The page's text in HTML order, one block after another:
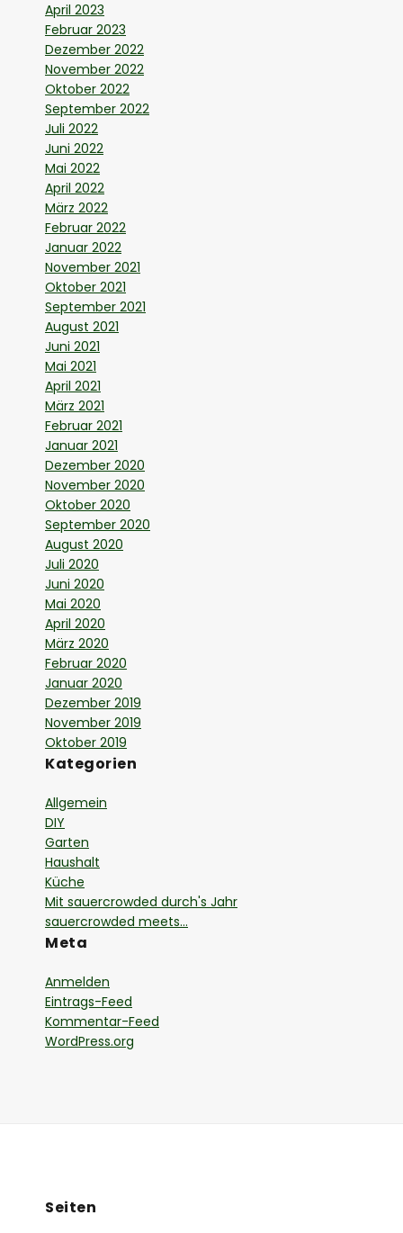
April 2023
Februar 2023
Dezember 2022
November 2022
Oktober 2022
September 2022
Juli 2022
Juni 2022
Mai 2022
April 2022
März 2022
Februar 2022
Januar 2022
November 2021
Oktober 2021
September 2021
August 2021
Juni 2021
Mai 2021
April 2021
März 2021
Februar 2021
Januar 2021
Dezember 2020
November 2020
Oktober 2020
September 2020
August 2020
Juli 2020
Juni 2020
Mai 2020
April 2020
März 2020
Februar 2020
Januar 2020
Dezember 2019
November 2019
Oktober 2019
Kategorien
Allgemein
DIY
Garten
Haushalt
Küche
Mit sauercrowded durch's Jahr
sauercrowded meets…
Meta
Anmelden
Eintrags-Feed
Kommentar-Feed
WordPress.org
Seiten